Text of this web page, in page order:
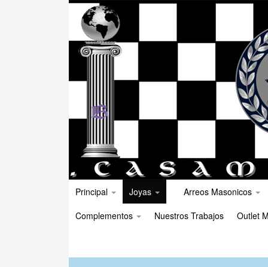
Principal Joyas
Arreos Masonicos
Complementos
Nuestros Trabajos Outlet